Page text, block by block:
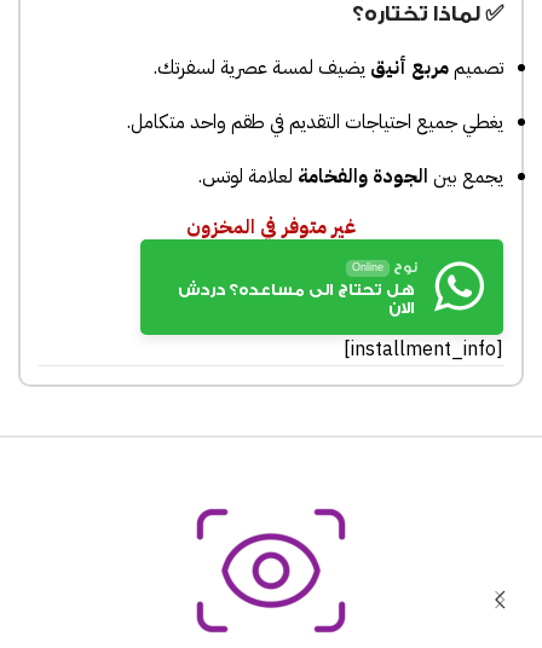
✅ لماذا تختاره؟
تصميممربع أنيق يضيف لمسة عصرية لسفرتك.
يغطي جميع احتياجات التقديم في طقم واحد متكامل.
يجمع بين الجودة والفخامة لعلامة لوتس.
غير متوفر في المخزون
نوح Online
هل تحتاج الى مساعده؟ دردش
الان
[installment_info]